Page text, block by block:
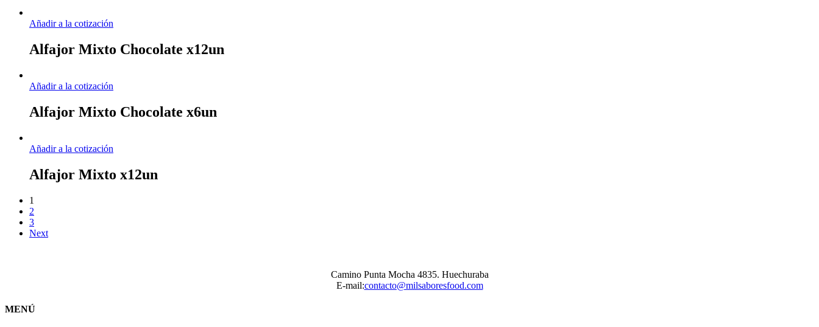
Añadir a la cotización
Alfajor Mixto Chocolate x12un
Añadir a la cotización
Alfajor Mixto Chocolate x6un
Añadir a la cotización
Alfajor Mixto x12un
1
2
3
Next
Camino Punta Mocha 4835. Huechuraba
E-mail:contacto@milsaboresfood.com
MENÚ